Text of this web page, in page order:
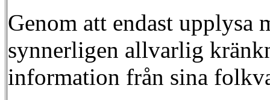
Genom att endast
synnerligen allvarlig
information från sina